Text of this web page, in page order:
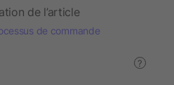
de l’article
de commande
?